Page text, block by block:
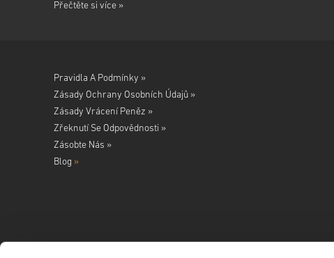
Přečtěte si více »
Pravidla A Podmínky »
Zásady Ochrany Osobních Údajů »
Zásady Vrácení Peněz »
Zřeknutí Se Odpovědnosti »
Zásobte Nás »
Blog »